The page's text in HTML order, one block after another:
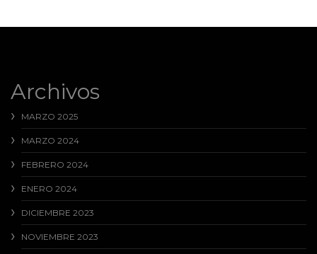
Archivos
MARZO 2025
MARZO 2024
FEBRERO 2024
ENERO 2024
DICIEMBRE 2023
NOVIEMBRE 2023